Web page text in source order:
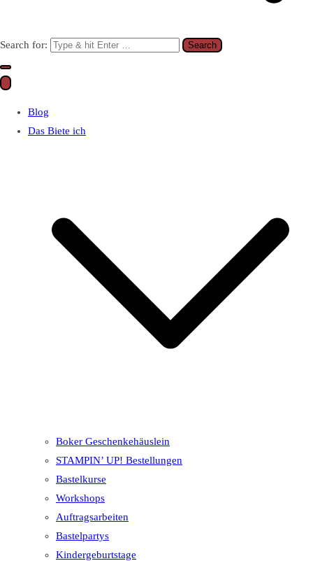
Search for:
Blog
Das Biete ich
Boker Geschenkehäuslein
STAMPIN’ UP! Bestellungen
Bastelkurse
Workshops
Auftragsarbeiten
Bastelpartys
Kindergeburtstage